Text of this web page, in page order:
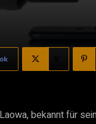
bekannt für